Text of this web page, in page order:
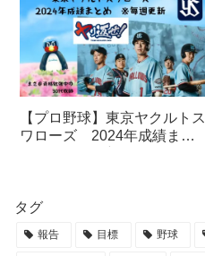
【プロ野球】東京ヤクルトス
ワローズ 2024年成績まと
タグ
報告 目標 野球